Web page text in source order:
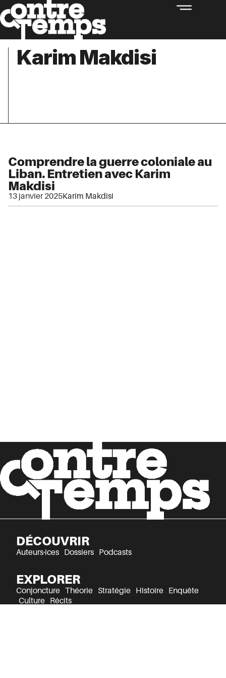
Karim Makdisi
Comprendre la guerre coloniale au
Liban. Entretien avec Karim
Makdisi
13 janvier 2025Karim Makdisi
DÉCOUVRIR
Auteurs·ices Dossiers Podcasts
EXPLORER
Conjoncture Théorie Stratégie Histoire
Enquête
Culture
Récits